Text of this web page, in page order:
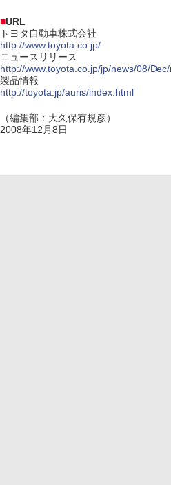
■URL
トヨタ自動車株式会社
http://www.toyota.co.jp/
ニュースリリース
http://www.toyota.co.jp/jp/news/08/
製品情報
http://toyota.jp/auris/index.html
（編集部：大久保有規彦）
2008年12月8日